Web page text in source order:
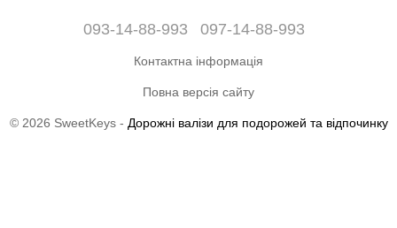
093-14-88-993 097-14-88-993
Контактна інформація
Повна версія сайту
© 2026 SweetKeys - Дорожні валізи для подорожей та відпочинку